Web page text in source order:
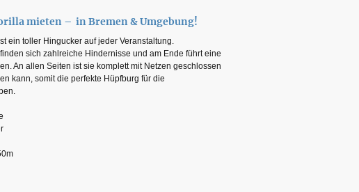
mieten – in Bremen & Umgebung!
ein toller Hingucker auf jeder Veranstaltung.
sich zahlreiche Hindernisse und am Ende führt eine
An allen Seiten ist sie komplett mit Netzen geschlossen
kann, somit die perfekte Hüpfburg für die